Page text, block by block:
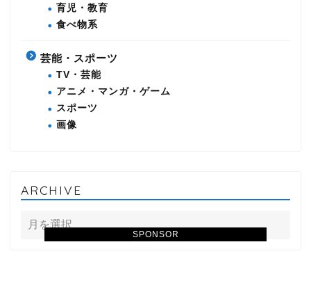
SPONSOR
育児・教育
食べ物系
芸能・スポーツ
TV・芸能
アニメ・マンガ・ゲーム
スポーツ
画像
ARCHIVE